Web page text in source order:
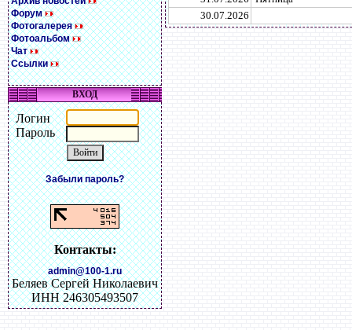
Форум
Фотогалерея
Фотоальбом
Чат
Ссылки
ВХОД
Логин
Пароль
Забыли пароль?
Контакты:
admin@100-1.ru
Беляев Сергей Николаевич
ИНН 246305493507
30.07.2026